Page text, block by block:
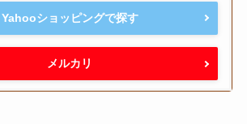
Yahooショッピングで探す
メルカリ